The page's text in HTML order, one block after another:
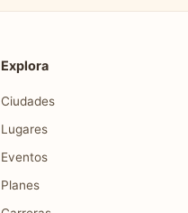
Explora
Ciudades
Lugares
Eventos
Planes